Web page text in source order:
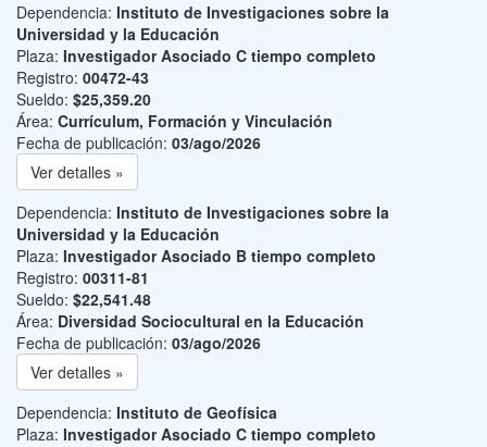
Dependencia: Instituto de Investigaciones sobre la
Universidad y la Educación
Plaza: Investigador Asociado C tiempo completo
Registro: 00472-43
Sueldo: $25,359.20
Área: Currículum, Formación y Vinculación
Fecha de publicación: 03/ago/2026
Ver detalles »
Dependencia: Instituto de Investigaciones sobre la
Universidad y la Educación
Plaza: Investigador Asociado B tiempo completo
Registro: 00311-81
Sueldo: $22,541.48
Área: Diversidad Sociocultural en la Educación
Fecha de publicación: 03/ago/2026
Ver detalles »
Dependencia: Instituto de Geofísica
Plaza: Investigador Asociado C tiempo completo